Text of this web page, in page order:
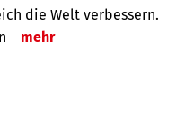
die Welt verbessern.
mehr